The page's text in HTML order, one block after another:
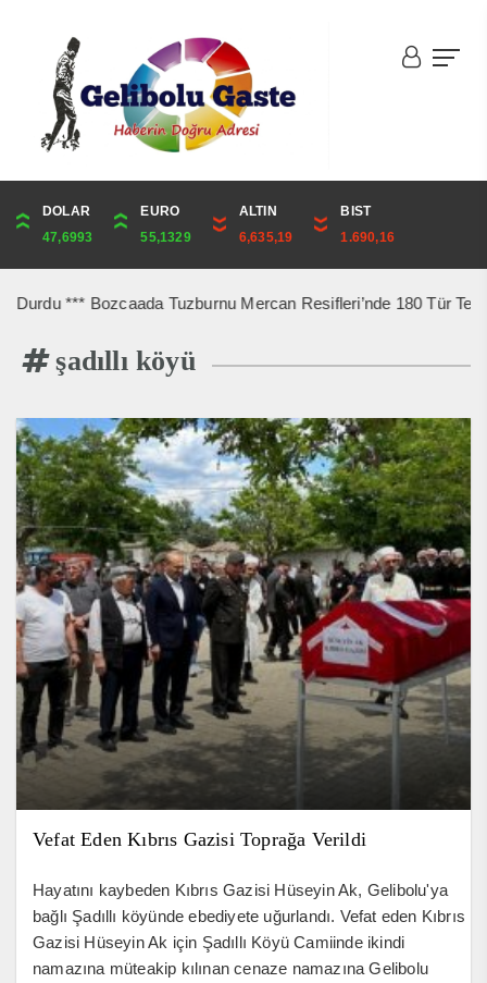
DOLAR
47,6993
EURO
55,1329
ALTIN
6,635,19
BIST
1.690,16
ONS
4,324,79
ALTIN
6,635,19
ÇEYREK
10,848,53
CUMHURİYET
44,750,00
*** Bozcaada Tuzburnu Mercan Resifleri’nde 180 Tür
şadıllı köyü
Vefat Eden Kıbrıs Gazisi Toprağa Verildi
Hayatını kaybeden Kıbrıs Gazisi Hüseyin Ak, Gelibolu'ya
bağlı Şadıllı köyünde ebediyete uğurlandı. Vefat eden Kıbrıs
Gazisi Hüseyin Ak için Şadıllı Köyü Camiinde ikindi
namazına müteakip kılınan cenaze namazına Gelibolu